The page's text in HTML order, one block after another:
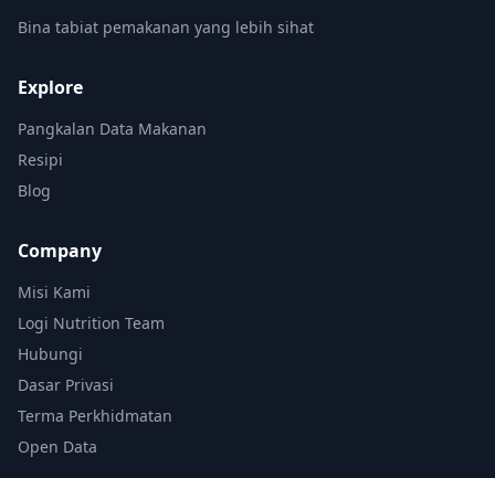
Bina tabiat pemakanan yang lebih sihat
Explore
Pangkalan Data Makanan
Resipi
Blog
Company
Misi Kami
Logi Nutrition Team
Hubungi
Dasar Privasi
Terma Perkhidmatan
Open Data